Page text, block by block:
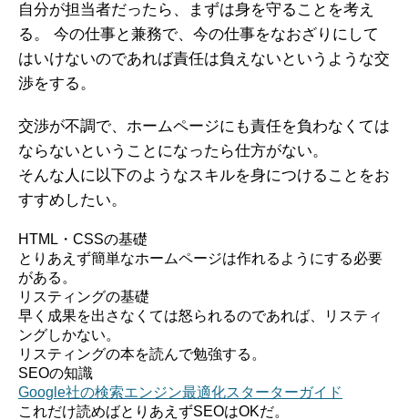
自分が担当者だったら、まずは身を守ることを考え
る。 今の仕事と兼務で、今の仕事をなおざりにして
はいけないのであれば責任は負えないというような交
渉をする。
交渉が不調で、ホームページにも責任を負わなくては
ならないということになったら仕方がない。
そんな人に以下のようなスキルを身につけることをお
すすめしたい。
HTML・CSSの基礎
とりあえず簡単なホームページは作れるようにする必要
がある。
リスティングの基礎
早く成果を出さなくては怒られるのであれば、リスティ
ングしかない。
リスティングの本を読んで勉強する。
SEOの知識
Google社の検索エンジン最適化スターターガイド
これだけ読めばとりあえずSEOはOKだ。